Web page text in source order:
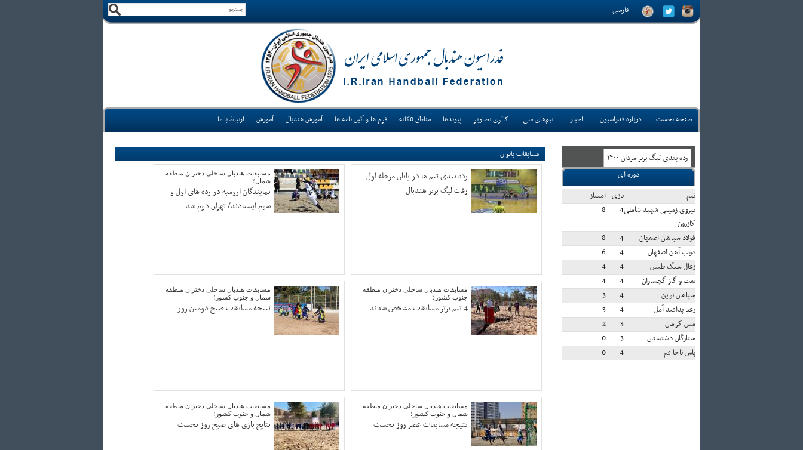
فارسی
صفحه نخست درباره فدراسیون اخبار تیم‌های ملی گالری تصاویر پیوندها مناطق 8گانه فرم ها و آئین نامه ها آموزش هندبال آموزش ارتباط با ما
رده بندی ليگ برتر مردان ۱۴۰۰
دوره ای
تيم
بازی امتياز
نیروی زمینی شهید شاملی
کازرون
4
8
فولاد سپاهان اصفهان 4
8
ذوب آهن اصفهان
4
6
زغال سنگ طبس
4
4
نفت و گاز گچساران
4
4
سپاهان نوین
4
3
رعد پدافند آمل
4
3
مس کرمان
3
2
ستارگان دشتستان
3
0
پاس ناجا قم
4
0
مسابقات بانوان
رده بندی تیم ها در پایان مرحله اول
رفت لیگ برتر هندبال
مسابقات هندبال ساحلی دختران منطقه
شمال؛
نمایندگان ارومیه در رده های اول و
سوم ایستادند/ تهران دوم شد
مسابقات هندبال ساحلی دختران منطقه
جنوب کشور؛
4 تیم برتر مسابقات مشخص شدند
مسابقات هندبال ساحلی دختران منطقه
شمال و جنوب کشور؛
نتیجه مسابقات صبح دومین روز
مسابقات هندبال ساحلی دختران منطقه
شمال و جنوب کشور؛
نتیجه مسابقات عصر روز نخست
مسابقات هندبال ساحلی دختران منطقه
شمال و جنوب کشور؛
نتایج بازی های صبح روز نخست